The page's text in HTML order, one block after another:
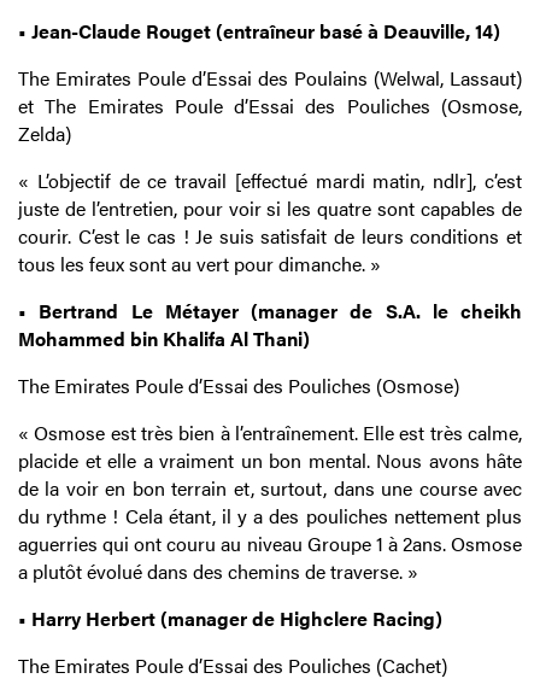
• Jean-Claude Rouget (entraîneur basé à Deauville, 14)
The Emirates Poule d’Essai des Poulains (Welwal, Lassaut)
et The Emirates Poule d’Essai des Pouliches (Osmose,
Zelda)
« L’objectif de ce travail [effectué mardi matin, ndlr], c’est
juste de l’entretien, pour voir si les quatre sont capables de
courir. C’est le cas ! Je suis satisfait de leurs conditions et
tous les feux sont au vert pour dimanche. »
• Bertrand Le Métayer (manager de S.A. le cheikh
Mohammed bin Khalifa Al Thani)
The Emirates Poule d’Essai des Pouliches (Osmose)
« Osmose est très bien à l’entraînement. Elle est très calme,
placide et elle a vraiment un bon mental. Nous avons hâte
de la voir en bon terrain et, surtout, dans une course avec
du rythme ! Cela étant, il y a des pouliches nettement plus
aguerries qui ont couru au niveau Groupe 1 à 2ans. Osmose
a plutôt évolué dans des chemins de traverse. »
• Harry Herbert (manager de Highclere Racing)
The Emirates Poule d’Essai des Pouliches (Cachet)